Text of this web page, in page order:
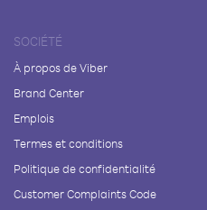
SOCIÉTÉ
À propos de Viber
Brand Center
Emplois
Termes et conditions
Politique de confidentialité
Customer Complaints Code